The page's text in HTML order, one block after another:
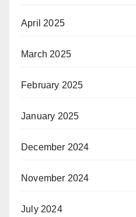
April 2025
March 2025
February 2025
January 2025
December 2024
November 2024
July 2024